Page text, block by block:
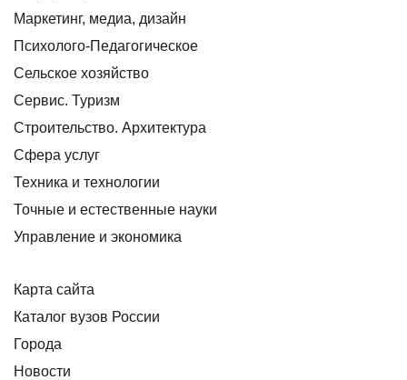
Маркетинг, медиа, дизайн
Психолого-Педагогическое
Сельское хозяйство
Сервис. Туризм
Строительство. Архитектура
Сфера услуг
Техника и технологии
Точные и естественные науки
Управление и экономика
Карта сайта
Каталог вузов России
Города
Новости